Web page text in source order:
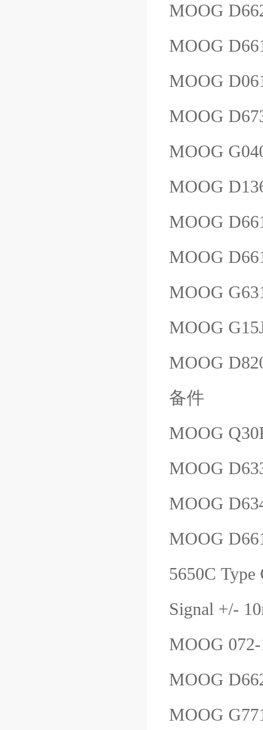
MOOG
MOOG
MOOG
MOOG
MOOG
MOOG
MOOG
MOOG
MOOG
MOOG
MOOG
备件
MOOG
MOOG
MOOG
MOOG
5650C
Signal +/-
MOOG
MOOG
MOOG